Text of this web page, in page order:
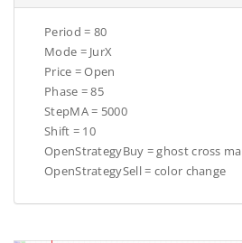
Period = 80
Mode = JurX
Price =Open
Phase = 85
StepMA = 5000
Shift = 10
OpenStrategyBuy =ghost cross ma
OpenStrategySell = color change